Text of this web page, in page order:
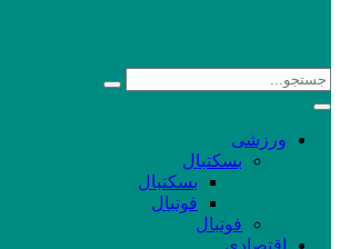
ورزشی
بسکتبال
بسکتبال
فوتبال
فوتبال
اقتصادی